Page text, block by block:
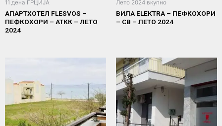
11 дена ГРЦИЈА
АПАРТХОТЕЛ FLESVOS –
ПЕФКОХОРИ – АТКК – ЛЕТО
2024
Лето 2024 вкупно
ВИЛА ELEKTRA – ПЕФКОХОРИ
– СВ – ЛЕТО 2024